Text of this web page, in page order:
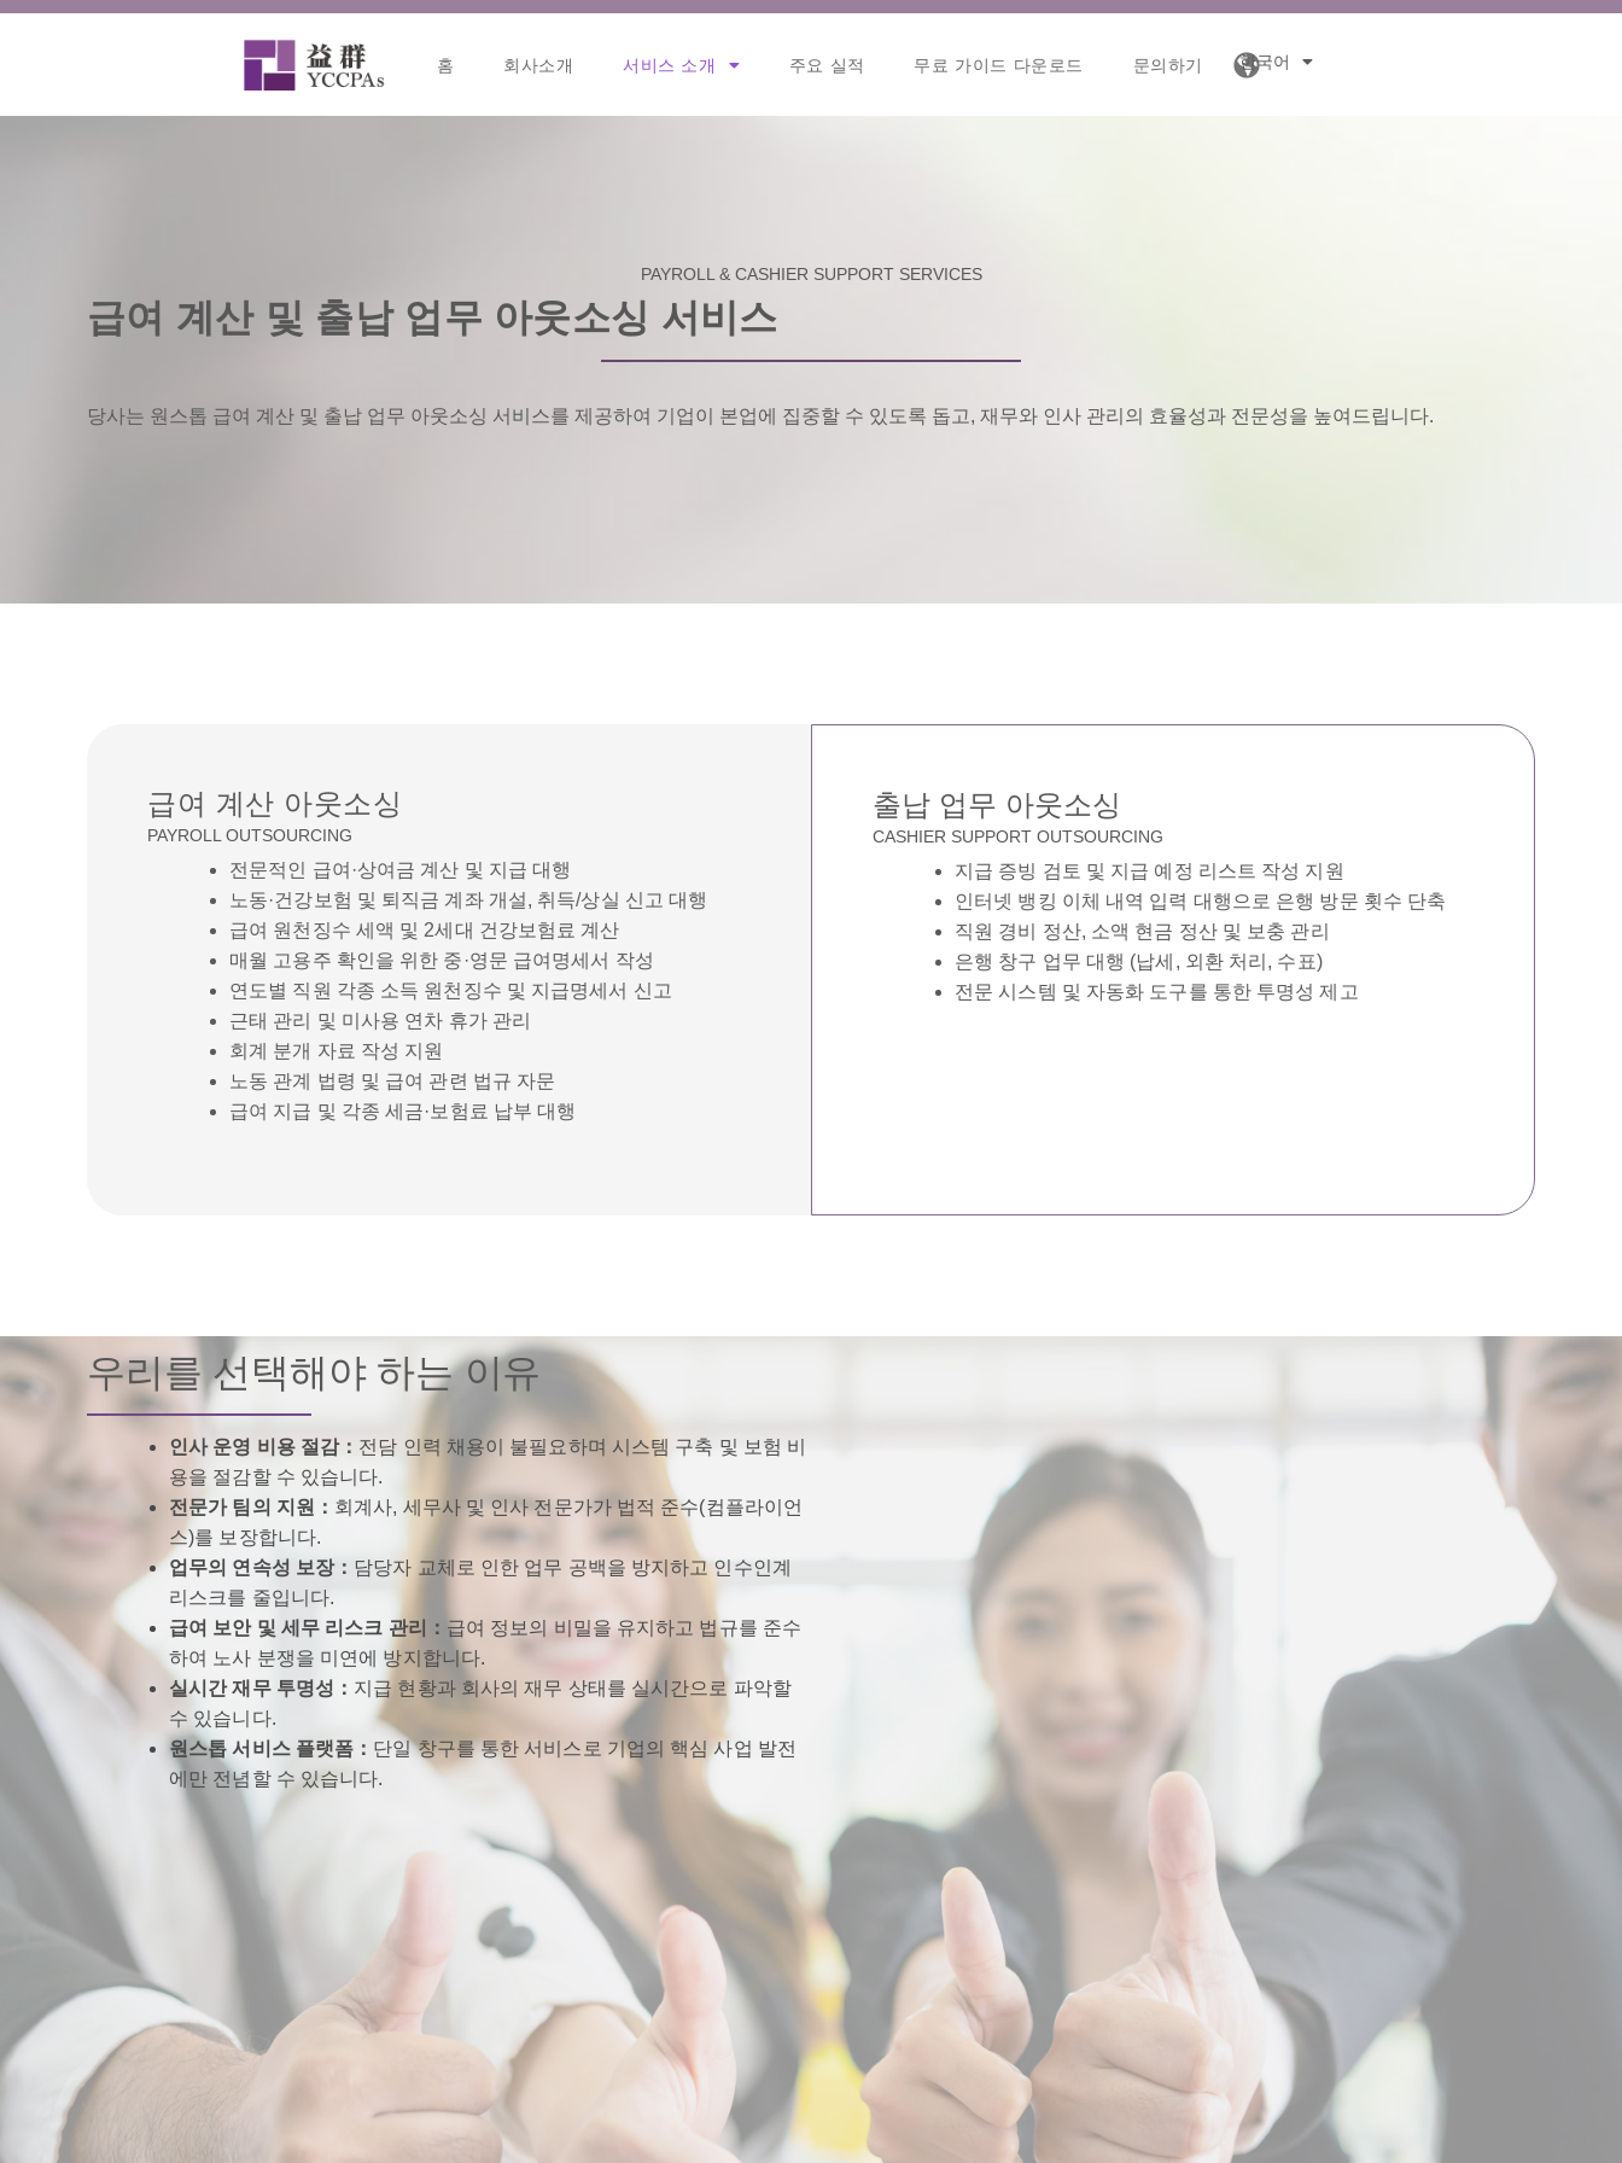
콘
홈 회사소개 서비스 소개 주요 실적 무료 가이드 다운로드 문의하기 한국어
PAYROLL & CASHIER SUPPORT SERVICES
급여 계산 및 출납 업무 아웃소싱 서비스
당사는 원스톱 급여 계산 및 출납 업무 아웃소싱 서비스를 제공하여 기업이 본업에 집중할 수 있도록 돕고, 재무와 인사 관리의 효율성과 전문성을 높여드립니다.
급여 계산 아웃소싱
PAYROLL OUTSOURCING
전문적인 급여·상여금 계산 및 지급 대행
노동·건강보험 및 퇴직금 계좌 개설, 취득/상실 신고 대행
급여 원천징수 세액 및 2세대 건강보험료 계산
매월 고용주 확인을 위한 중·영문 급여명세서 작성
연도별 직원 각종 소득 원천징수 및 지급명세서 신고
근태 관리 및 미사용 연차 휴가 관리
회계 분개 자료 작성 지원
노동 관계 법령 및 급여 관련 법규 자문
급여 지급 및 각종 세금·보험료 납부 대행
출납 업무 아웃소싱
CASHIER SUPPORT OUTSOURCING
지급 증빙 검토 및 지급 예정 리스트 작성 지원
인터넷 뱅킹 이체 내역 입력 대행으로 은행 방문 횟수 단축
직원 경비 정산, 소액 현금 정산 및 보충 관리
은행 창구 업무 대행 (납세, 외환 처리, 수표)
전문 시스템 및 자동화 도구를 통한 투명성 제고
우리를 선택해야 하는 이유
인사 운영 비용 절감： 전담 인력 채용이 불필요하며 시스템 구축 및 보험 비
용을 절감할 수 있습니다.
전문가 팀의 지원： 회계사, 세무사 및 인사 전문가가 법적 준수(컴플라이언
스)를 보장합니다.
업무의 연속성 보장： 담당자 교체로 인한 업무 공백을 방지하고 인수인계
리스크를 줄입니다.
급여 보안 및 세무 리스크 관리： 급여 정보의 비밀을 유지하고 법규를 준수
하여 노사 분쟁을 미연에 방지합니다.
실시간 재무 투명성： 지급 현황과 회사의 재무 상태를 실시간으로 파악할
수 있습니다.
원스톱 서비스 플랫폼： 단일 창구를 통한 서비스로 기업의 핵심 사업 발전
에만 전념할 수 있습니다.